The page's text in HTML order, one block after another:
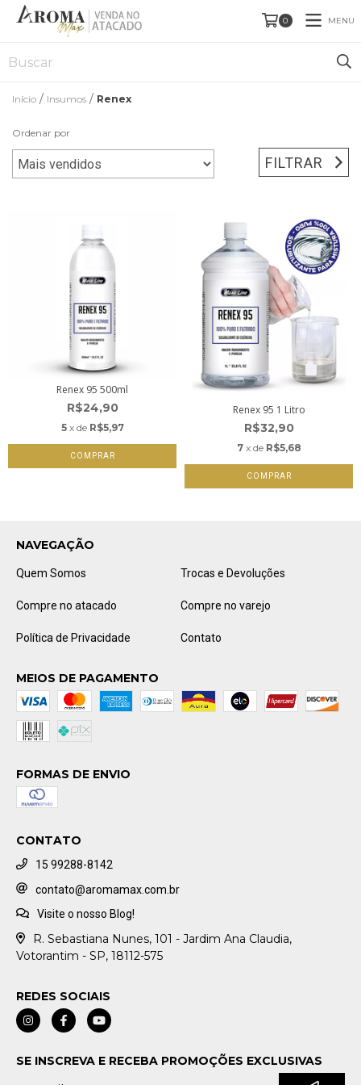
0 MENU
Início / Insumos / Renex
Ordenar por
FILTRAR
Renex 95 500ml
R$24,90
5 x de R$5,97
Renex 95 1 Litro
R$32,90
7 x de R$5,68
NAVEGAÇÃO
Quem Somos Trocas e Devoluções
Compre no atacado Compre no varejo
Política de Privacidade Contato
MEIOS DE PAGAMENTO
FORMAS DE ENVIO
CONTATO
15 99288-8142
contato@aromamax.com.br
Visite o nosso Blog!
R. Sebastiana Nunes, 101 - Jardim Ana Claudia,
Votorantim - SP, 18112-575
REDES SOCIAIS
SE INSCREVA E RECEBA PROMOÇÕES EXCLUSIVAS